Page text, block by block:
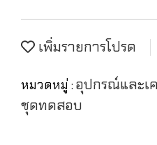
เพิ่มรายการโปรด
หมวดหมู่ : อุปกรณ์และเ
ชุดทดสอบ